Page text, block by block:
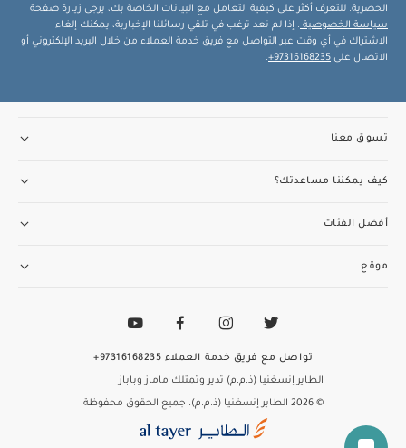
الحصرية. للتعرف أكثر على كيفية التعامل مع البيانات الخاصة بك، يرجى زيارة صفحة
سياسة الخصوصية . إذا لم تعد ترغب في تلقي رسائلنا الإخبارية، يمكنك إلغاء
الاشتراك في أي وقت عبر التواصل مع فريق خدمة العملاء من خلال البريد الإلكتروني أو
الاتصال على 97316168235+
.
تسوق معنا
كيف يمكننا مساعدتك؟
أفضل الفئات
موقع
الطاير إنسغنيا (ذ.م.م) تدير وتمتلك ماماز وباباز
© 2026 الطاير إنسغنيا (ذ.م.م). جميع الحقوق محفوظة
تواصل مع فريق خدمة العملاء 97316168235+